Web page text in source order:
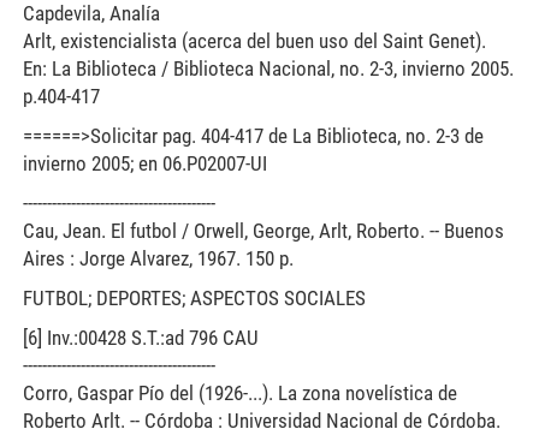
Capdevila, Analía
Arlt, existencialista (acerca del buen uso del Saint Genet).
En: La Biblioteca / Biblioteca Nacional, no. 2-3, invierno 2005.
p.404-417
======>Solicitar pag. 404-417 de La Biblioteca, no. 2-3 de
invierno 2005; en 06.P02007-UI
----------------------------------------
Cau, Jean. El futbol / Orwell, George, Arlt, Roberto. -- Buenos
Aires : Jorge Alvarez, 1967. 150 p.
FUTBOL; DEPORTES; ASPECTOS SOCIALES
[6] Inv.:00428 S.T.:ad 796 CAU
----------------------------------------
Corro, Gaspar Pío del (1926-...). La zona novelística de
Roberto Arlt. -- Córdoba : Universidad Nacional de Córdoba.